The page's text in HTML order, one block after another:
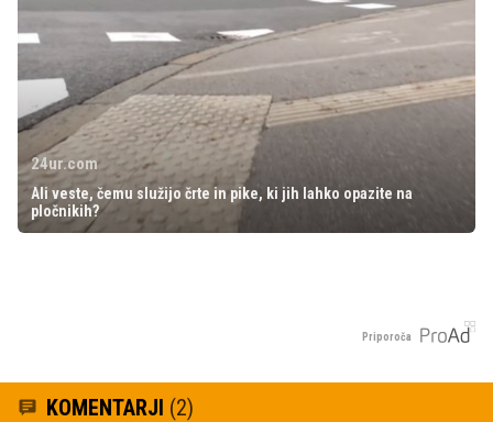
24ur.com
Ali veste, čemu služijo črte in pike, ki jih lahko opazite na
pločnikih?
Priporoča
KOMENTARJI (2)